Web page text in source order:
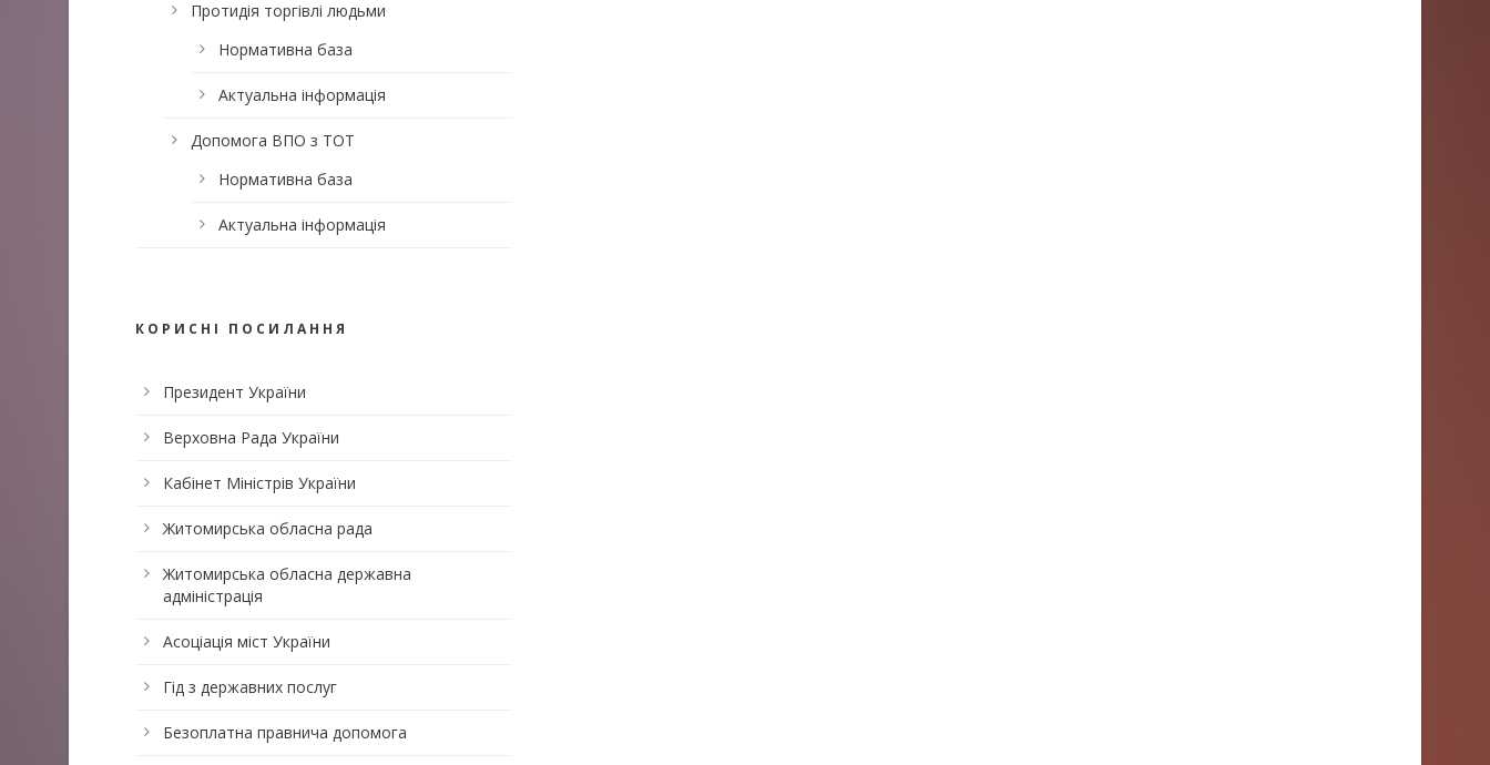
Протидія торгівлі людьми
Нормативна база
Актуальна інформація
Допомога ВПО з ТОТ
Нормативна база
Актуальна інформація
КОРИСНІ ПОСИЛАННЯ
Президент України
Верховна Рада України
Кабінет Міністрів України
Житомирська обласна рада
Житомирська обласна державна
адміністрація
Асоціація міст України
Гід з державних послуг
Безоплатна правнича допомога